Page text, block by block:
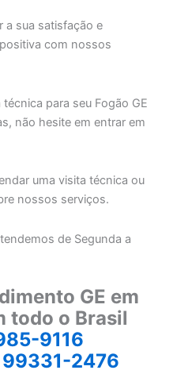
a sua satisfação e
com nossos
para seu Fogão GE
não hesite em entrar em
uma visita técnica ou
nossos serviços.
de Segunda a
GE em
todo o Brasil
9116
99331-2476